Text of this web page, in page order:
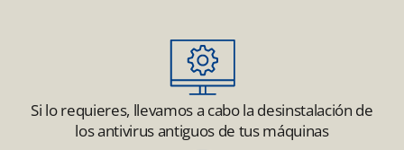
Si lo requieres, llevamos a cabo la desinstalación de
los antivirus antiguos de tus máquinas